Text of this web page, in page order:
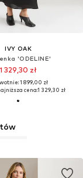
IVY OAK
'ODELINE'
1 329,30 zł
1 899,00 zł
cena:1 329,30 zł